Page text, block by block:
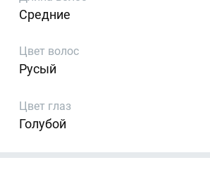
Средние
Цвет волос
Русый
Цвет глаз
Голубой